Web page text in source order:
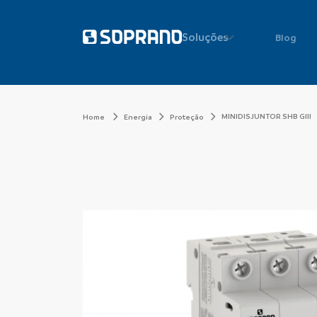
Soluções Blog
Home Energia Proteção MINIDISJUNTOR SHB GIII